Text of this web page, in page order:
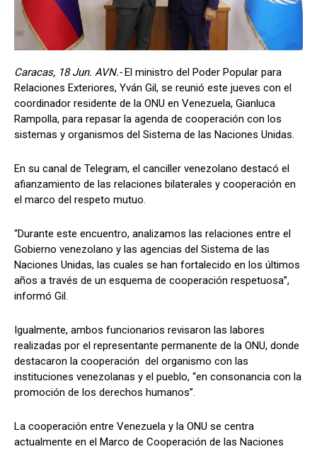
Caracas, 18 Jun. AVN.-El ministro del Poder Popular para
Relaciones Exteriores, Yván Gil, se reunió este jueves con el
coordinador residente de la ONU en Venezuela, Gianluca
Rampolla, para repasar la agenda de cooperación con los
sistemas y organismos del Sistema de las Naciones Unidas.
En su canal de Telegram, el canciller venezolano destacó el
afianzamiento de las relaciones bilaterales y cooperación en
el marco del respeto mutuo.
“Durante este encuentro, analizamos las relaciones entre el
Gobierno venezolano y las agencias del Sistema de las
Naciones Unidas, las cuales se han fortalecido en los últimos
años a través de un esquema de cooperación respetuosa”,
informó Gil.
Igualmente, ambos funcionarios revisaron las labores
realizadas por el representante permanente de la ONU, donde
destacaron la cooperación del organismo con las
instituciones venezolanas y el pueblo, “en consonancia con la
promoción de los derechos humanos”.
La cooperación entre Venezuela y la ONU se centra
actualmente en el Marco de Cooperación de las Naciones